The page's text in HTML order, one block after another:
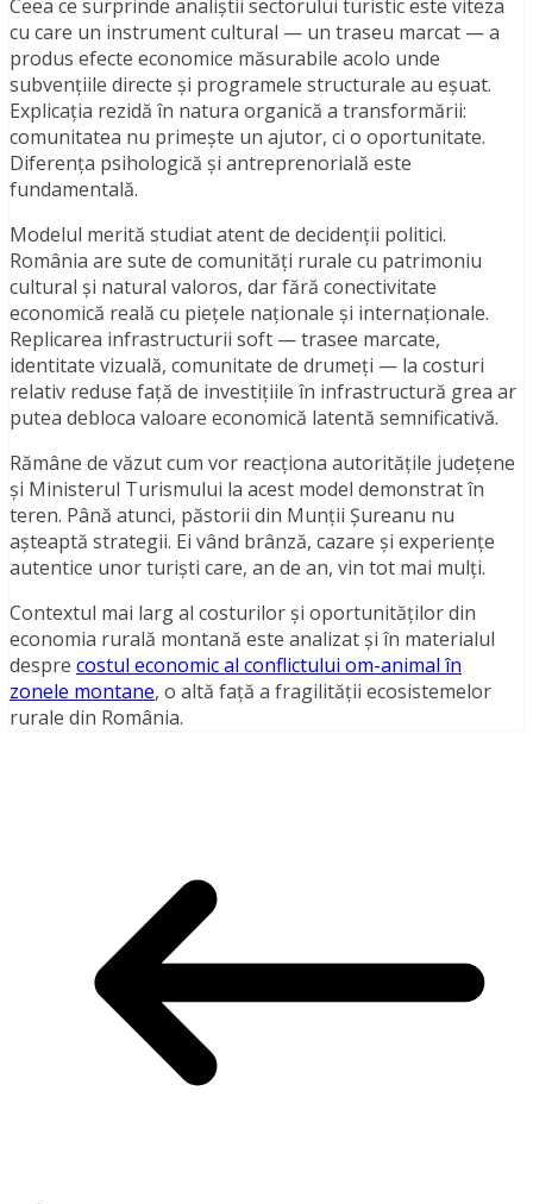
Ceea ce surprinde analiștii sectorului turistic este viteza
cu care un instrument cultural — un traseu marcat — a
produs efecte economice măsurabile acolo unde
subvențiile directe și programele structurale au eșuat.
Explicația rezidă în natura organică a transformării:
comunitatea nu primește un ajutor, ci o oportunitate.
Diferența psihologică și antreprenorială este
fundamentală.
Modelul merită studiat atent de decidenții politici.
România are sute de comunități rurale cu patrimoniu
cultural și natural valoros, dar fără conectivitate
economică reală cu piețele naționale și internaționale.
Replicarea infrastructurii soft — trasee marcate,
identitate vizuală, comunitate de drumeți — la costuri
relativ reduse față de investițiile în infrastructură grea ar
putea debloca valoare economică latentă semnificativă.
Rămâne de văzut cum vor reacționa autoritățile județene
și Ministerul Turismului la acest model demonstrat în
teren. Până atunci, păstorii din Munții Șureanu nu
așteaptă strategii. Ei vând brânză, cazare și experiențe
autentice unor turiști care, an de an, vin tot mai mulți.
Contextul mai larg al costurilor și oportunităților din
economia rurală montană este analizat și în materialul
despre costul economic al conflictului om-animal în
zonele montane, o altă față a fragilității ecosistemelor
rurale din România.